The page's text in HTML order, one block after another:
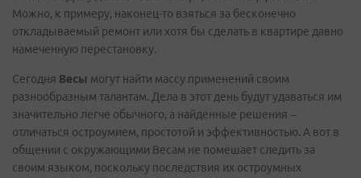
Можно, к примеру, наконец-то взяться за бесконечно
откладываемый ремонт или хотя бы сделать в квартире давно
намеченную перестановку.
Сегодня Весы могут найти массу применений своим
разнообразным талантам. Дела в этот день будут удаваться им
значительно легче обычного, а найденные решения –
отличаться остроумием, простотой и эффективностью. А вот в
общении с окружающими Весам не помешает следить за
своим языком, поскольку последствия их остроумных